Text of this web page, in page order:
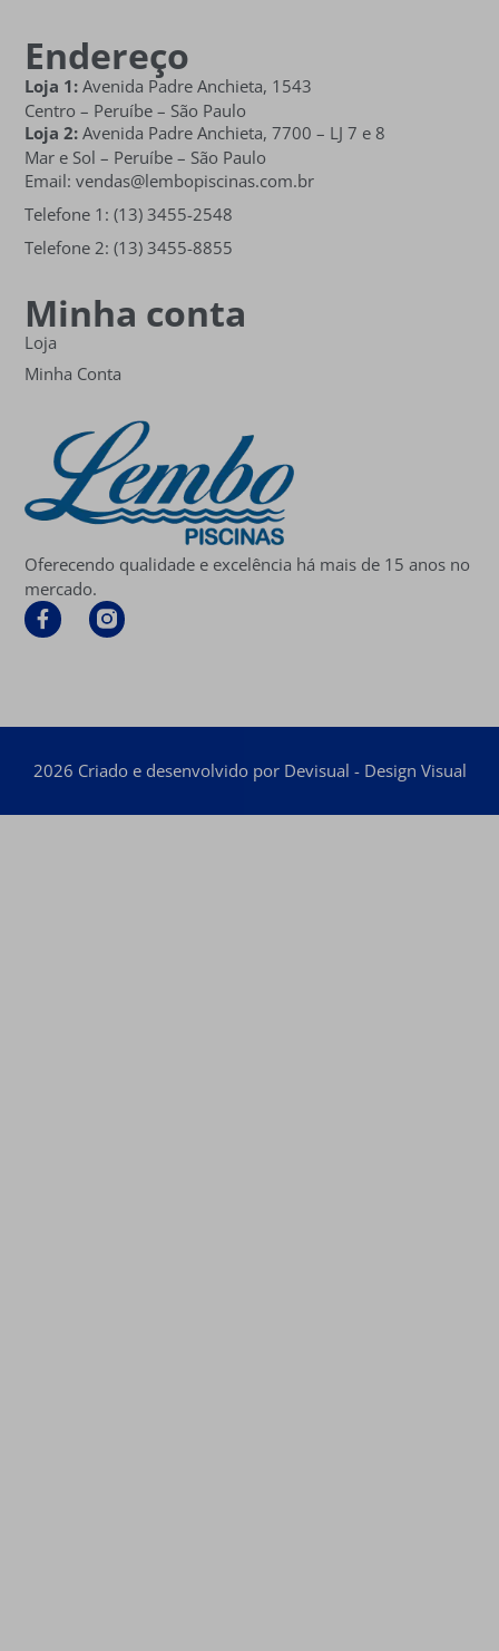
Oferecendo qualidade e excelência há mais de 15 anos no
mercado.
Minha conta
Loja
Minha Conta
Endereço
Loja 1: Avenida Padre Anchieta, 1543
Centro – Peruíbe – São Paulo
Loja 2: Avenida Padre Anchieta,7700 – LJ 7 e 8
Mar e Sol – Peruíbe – São Paulo
Email: vendas@lembopiscinas.com.br
Telefone 1: (13) 3455-2548
Telefone 2: (13) 3455-8855
2026 Criado e desenvolvido por Devisual - Design Visual